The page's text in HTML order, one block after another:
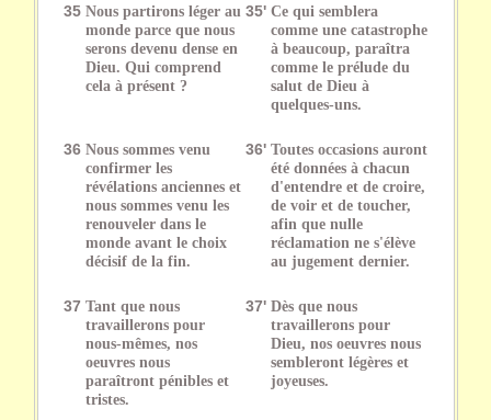
35 Nous partirons léger au
monde parce que nous
serons devenu dense en
Dieu. Qui comprend
cela à présent ?
35' Ce qui semblera
comme une catastrophe
à beaucoup, paraîtra
comme le prélude du
salut de Dieu à
quelques-uns.
36 Nous sommes venu
confirmer les
révélations anciennes et
nous sommes venu les
renouveler dans le
monde avant le choix
décisif de la fin.
36' Toutes occasions auront
été données à chacun
d'entendre et de croire,
de voir et de toucher,
afin que nulle
réclamation ne s'élève
au jugement dernier.
37 Tant que nous
travaillerons pour
nous-mêmes, nos
oeuvres nous
paraîtront pénibles et
tristes.
37' Dès que nous
travaillerons pour
Dieu, nos oeuvres nous
sembleront légères et
joyeuses.